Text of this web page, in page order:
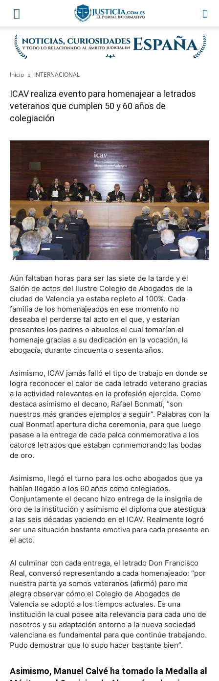
Inicio INTERNACIONAL
ICAV realiza evento para homenajear a letrados
veteranos que cumplen 50 y 60 años de
colegiación
Aún faltaban horas para ser las siete de la tarde y el
Salón de actos del Ilustre Colegio de Abogados de la
ciudad de Valencia ya estaba repleto al 100%. Cada
familia de los homenajeados en ese momento no
deseaba el perderse tal acto en el que, y estarían
presentes los padres o abuelos el cual tomarían el
homenaje gracias a su dedicación en la vocación, la
abogacía, durante cincuenta o sesenta años.
Asimismo, ICAV jamás falló el tipo de trabajo en donde se
logra reconocer el calor de cada letrado veterano gracias
a la actividad relevantes en la profesión ejercida. Como
destaca asimismo el decano, Rafael Bonmatí, “son
nuestros más grandes ejemplos a seguir”. Palabras con la
cual Bonmatí apertura dicha ceremonia, para que luego
pasase a la entrega de cada palca conmemorativa a los
catorce letrados que estaban conmemorando las bodas
de oro.
Asimismo, llegó el turno para los ocho abogados que ya
habían llegado a los 60 años como colegiados.
Conjuntamente el decano hizo entrega de la insignia de
oro de la institución y asimismo el diploma que atestigua
a las seis décadas yaciendo en el ICAV. Realmente logró
ser una situación bastante emotiva para cada presente en
el acto.
Al culminar con cada entrega, el letrado Don Francisco
Real, conversó representando a cada homenajeado: “por
nuestra parte ya somos veteranos (afirmó) pero me
alegra observar cómo el Colegio de Abogados de
Valencia se adoptó a los tiempos actuales. Es una
institución la cual posee alta relevancia para cada uno de
nosotros y su adaptación entorno a la nueva sociedad
valenciana es fundamental para que continúe trabajando.
Pudo demostrar que lo supo hacer bastante bien”.
Asimismo, Manuel Calvé ha tomado la Medalla al